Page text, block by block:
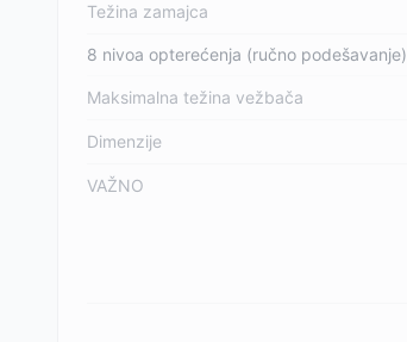
Težina zamajca
8 nivoa opterećenja (ručno podešavanje)
Maksimalna težina vežbača
Dimenzije
VAŽNO